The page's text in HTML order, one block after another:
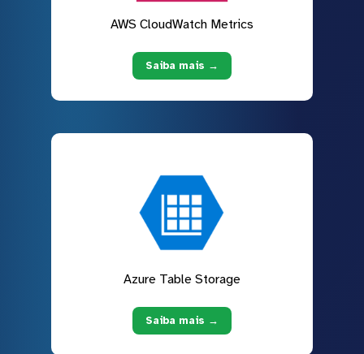
AWS CloudWatch Metrics
Saiba mais →
Azure Table Storage
Saiba mais →